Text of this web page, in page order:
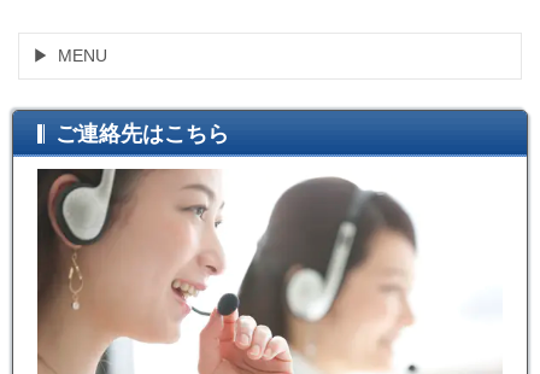
MENU
ご連絡先はこちら